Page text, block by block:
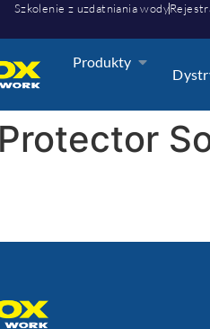
Szkolenie z uzdatniania wody
Produkty
Protector